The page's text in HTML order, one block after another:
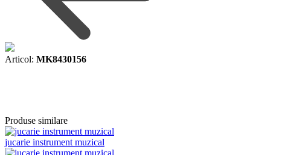
Articol: MK8430156
Produse similare
jucarie instrument muzical